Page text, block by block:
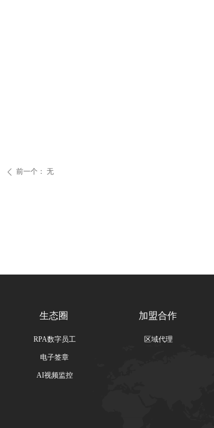
ꄴ 前一个： 无
区域代理
生态圈 加盟合作
RPA数字员工
电子签章
AI视频监控